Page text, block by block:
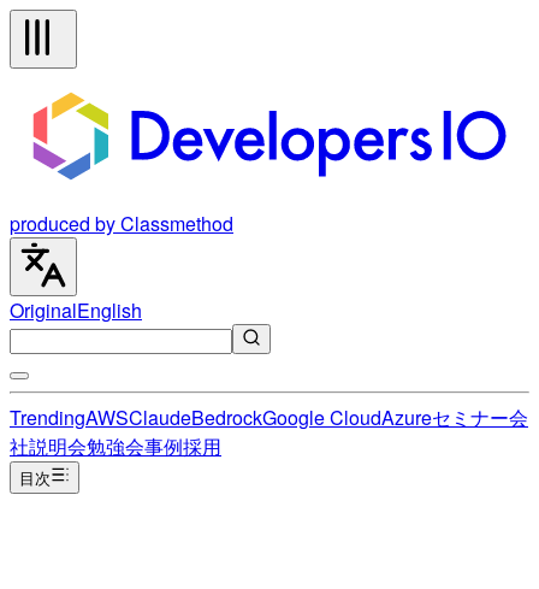
produced by Classmethod
OriginalEnglish
TrendingAWSClaudeBedrockGoogle CloudAzureセミナー会
社説明会勉強会事例採用
目次